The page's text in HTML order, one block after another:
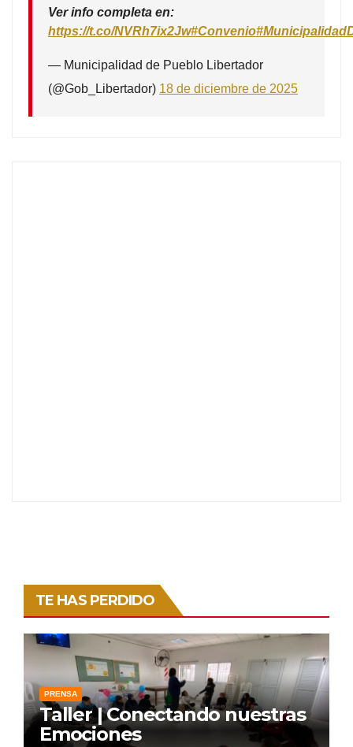
Ver info completa en:
https://t.co/NVRh7ix2Jw#Convenio
— Municipalidad de Pueblo Libertador
(@Gob_Libertador) 18 de diciembre de 2025
TE HAS PERDIDO
PRENSA
Taller | Conectando nuestras
Emociones